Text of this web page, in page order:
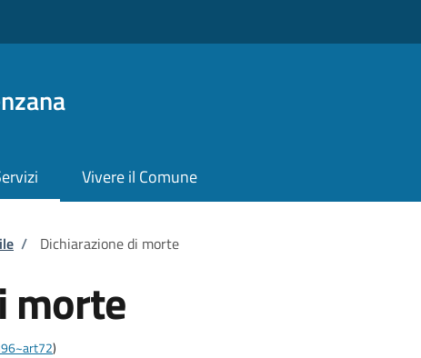
Vivere il Comune
/ Dichiarazione di morte
morte
)